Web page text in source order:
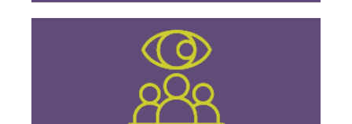
Meer info